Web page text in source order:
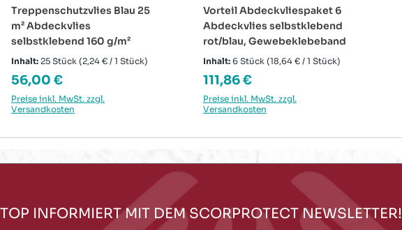
Treppenschutzvlies Blau 25
m² Abdeckvlies
selbstklebend 160 g/m²
Inhalt: 25 Stück (2,24 € / 1 Stück)
Regulärer Preis:
56,00 €
Preise inkl. MwSt. zzgl.
Versandkosten
Vorteil Abdeckvliespaket 6
Abdeckvlies selbstklebend
rot/blau, Gewebeklebeband
Inhalt: 6 Stück (18,64 € / 1 Stück)
Regulärer Preis:
111,86 €
Preise inkl. MwSt. zzgl.
Versandkosten
TOP INFORMIERT MIT DEM SCORPROTECT NEWSLETTER!